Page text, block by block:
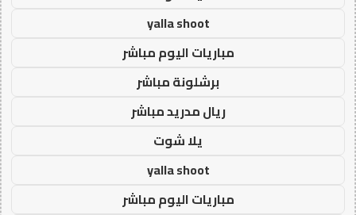
yalla shoot
مباريات اليوم مباشر
برشلونة مباشر
ريال مدريد مباشر
يلا شوت
yalla shoot
مباريات اليوم مباشر